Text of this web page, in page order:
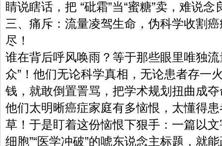
睛说瞎话，把 “砒霜”当“蜜糖”卖，难说
三、痛斥：流量凌驾生命，伪科学收割
尽！
谁在背后呼风唤雨？等于那些眼里唯独
众”！他们无论科学真相，无论患者存一
钱，就敢倒置詈骂，把学术规划扭曲成
他们太明晰癌症家庭有多恼恨，太懂得
草！于是盯着这份恼恨下狠手：一篇以
细胞”“医学冲破”的唬东说念主标题，